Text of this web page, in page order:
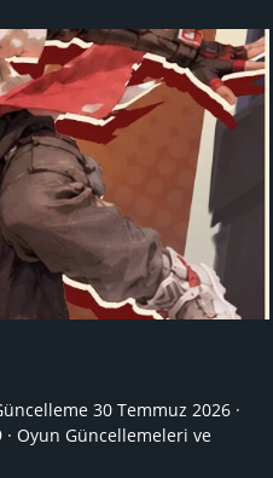
30 Temmuz 2026
Oyun Güncellemeleri ve